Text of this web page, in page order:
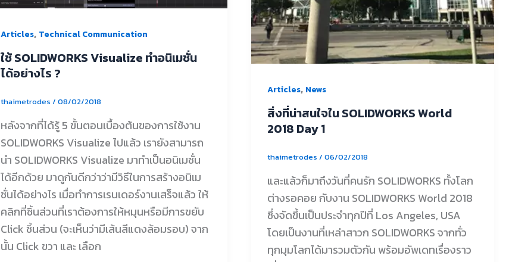
Articles, Technical Communication
ใช้ SOLIDWORKS Visualize ทำอนิเมชั่น
ได้อย่างไร ?
thaimetrodes / 08/02/2018
หลังจากที่ได้รู้ 5 ขั้นตอนเบื้องต้นของการใช้งาน
SOLIDWORKS Visualize ไปแล้ว เรายังสามารถ
นำ SOLIDWORKS Visualize มาทำเป็นอนิเมชั่น
ได้อีกด้วย มาดูกันดีกว่าว่ามีวิธีในการสร้างอนิเม
ชั่นได้อย่างไร เมื่อทำการเรนเดอร์งานเสร็จแล้ว ให้
คลิกที่ชิ้นส่วนที่เราต้องการให้หมุนหรือมีการขยับ
Click ชิ้นส่วน (จะเห็นว่ามีเส้นสีแดงล้อมรอบ) จาก
นั้น Click ขวา และ เลือก
Articles, News
สิ่งที่น่าสนใจใน SOLIDWORKS World
2018 Day 1
thaimetrodes / 06/02/2018
และแล้วก็มาถึงวันที่คนรัก SOLIDWORKS ทั้งโลก
ต่างรอคอย กับงาน SOLIDWORKS World 2018
ซึ่งจัดขึ้นเป็นประจำทุกปีที่ Los Angeles, USA
โดยเป็นงานที่เหล่าสาวก SOLIDWORKS จากทั่ว
ทุกมุมโลกได้มารวมตัวกัน พร้อมอัพเดทเรื่องราว